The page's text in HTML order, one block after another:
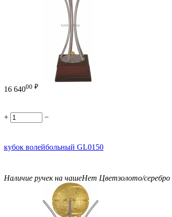
16 64000 ₽
+ −
кубок волейбольный GL0150
Наличие ручек на чашеНет Цветзолото/серебро